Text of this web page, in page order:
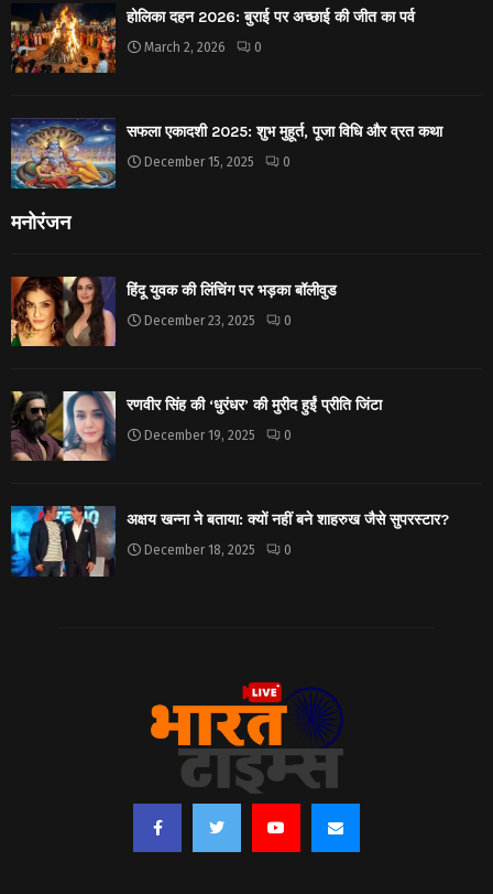
होलिका दहन 2026: बुराई पर अच्छाई की जीत का पर्व
March 2, 2026 0
सफला एकादशी 2025: शुभ मुहूर्त, पूजा विधि और व्रत कथा
December 15, 2025 0
मनोरंजन
हिंदू युवक की लिंचिंग पर भड़का बॉलीवुड
December 23, 2025 0
रणवीर सिंह की ‘धुरंधर’ की मुरीद हुईं प्रीति जिंटा
December 19, 2025 0
अक्षय खन्ना ने बताया: क्यों नहीं बने शाहरुख जैसे सुपरस्टार?
December 18, 2025 0